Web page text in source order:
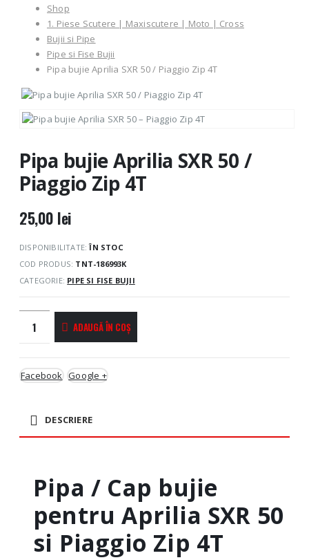
Shop
1. Piese Scutere | Maxiscutere | Moto | Cross
Bujii si Pipe
Pipe si Fise Bujii
Pipa bujie Aprilia SXR 50 / Piaggio Zip 4T
Pipa bujie Aprilia SXR 50 /
Piaggio Zip 4T
25,00 lei
DISPONIBILITATE:ÎN STOC
COD PRODUS: TNT-186993K
CATEGORIE: PIPE SI FISE BUJII
ADAUGĂ ÎN COȘ
Facebook Google +
DESCRIERE
Pipa / Cap bujie
pentru Aprilia SXR 50
si Piaggio Zip 4T